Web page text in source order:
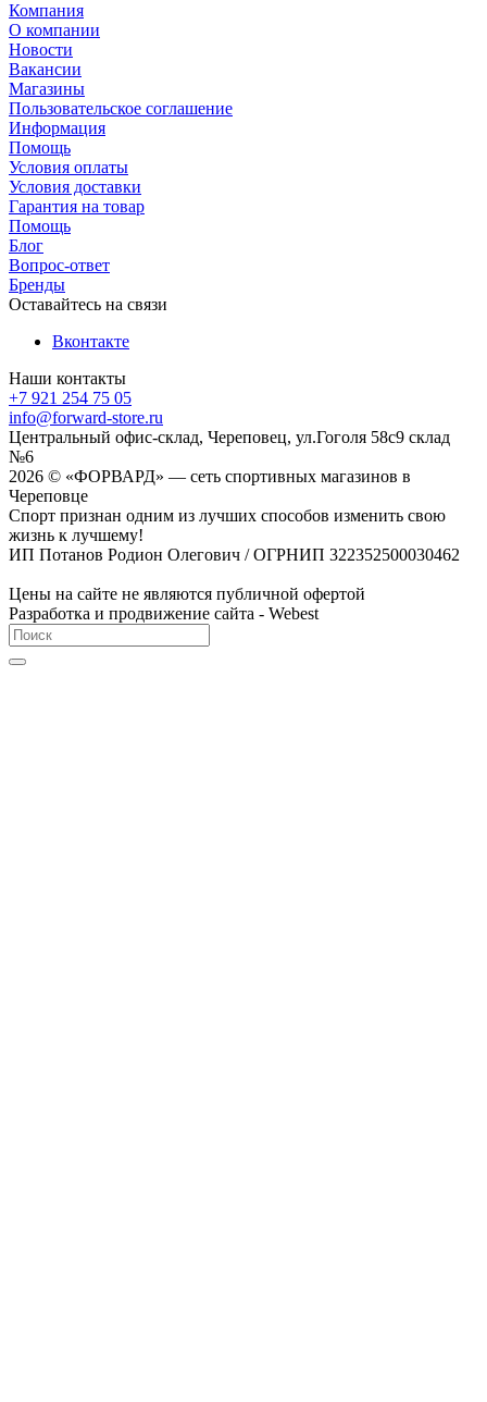
Компания
О компании
Новости
Вакансии
Магазины
Пользовательское соглашение
Информация
Помощь
Условия оплаты
Условия доставки
Гарантия на товар
Помощь
Блог
Вопрос-ответ
Бренды
Оставайтесь на связи
Вконтакте
Наши контакты
+7 921 254 75 05
info@forward-store.ru
Центральный офис-склад, Череповец, ул.Гоголя 58с9 склад
№6
2026 © «ФОРВАРД» — сеть спортивных магазинов в
Череповце
Спорт признан одним из лучших способов изменить свою
жизнь к лучшему!
ИП Потанов Родион Олегович / ОГРНИП 322352500030462
Цены на сайте не являются публичной офертой
Разработка и продвижение сайта - Webest